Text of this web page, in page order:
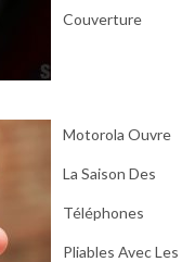
Couverture
Motorola Ouvre
La Saison Des
Téléphones
Pliables Avec Les